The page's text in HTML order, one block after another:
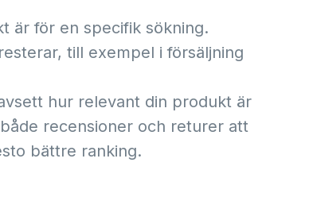
är för en specifik sökning.
till exempel i försäljning
hur relevant din produkt är
recensioner och returer att
bättre ranking.